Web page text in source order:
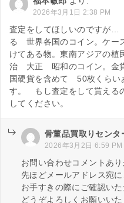
2026年3月1日 2:38 PM
査定をしてほしいのですが
る 世界各国のコイン。ケー
けてある物。東南アジアの植
治 大正 昭和のコイン。金
国硬貨を含めて 50枚くら
す。 もし査定をして貰える
してください。
骨董品買取りセンタ
2026年3月2日 6:59 PM
お問い合わせコメントあり
先ほどメールアドレス宛に
お手すきの際にご確認いた
どうぞよろしくお願いいた